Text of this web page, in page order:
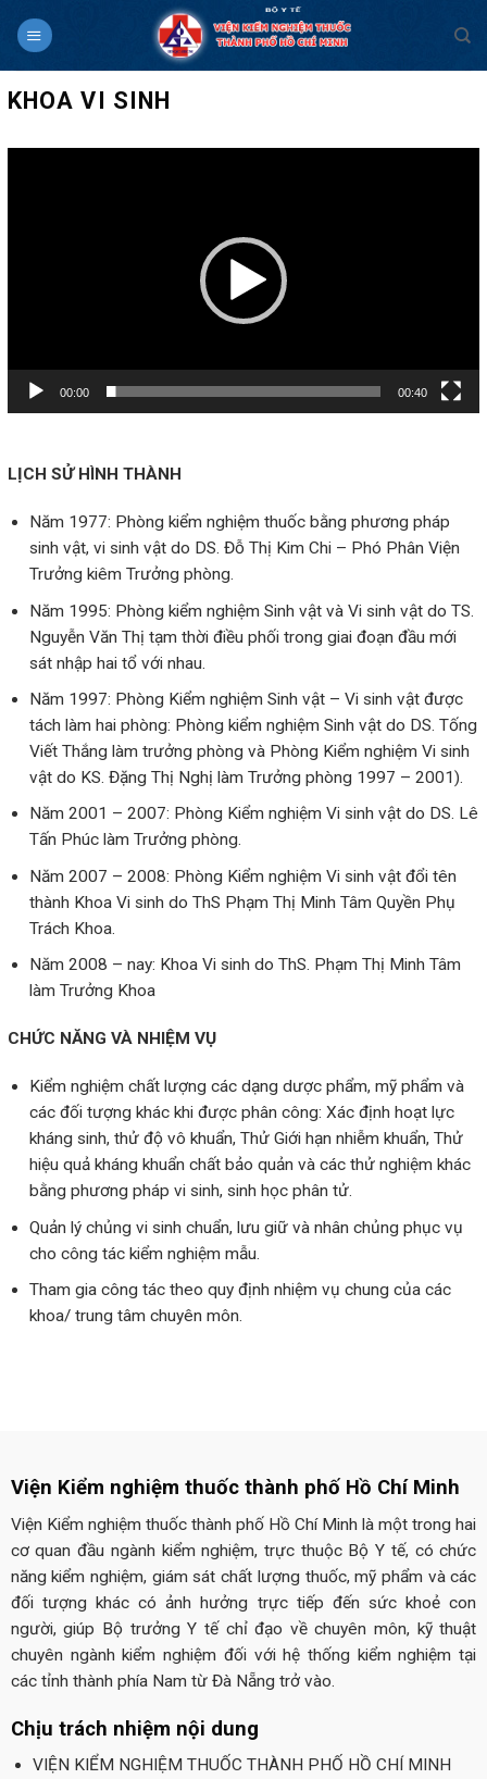
KHOA VI SINH
00:00 00:40
LỊCH SỬ HÌNH THÀNH
Năm 1977: Phòng kiểm nghiệm thuốc bằng phương pháp
sinh vật, vi sinh vật do DS. Đỗ Thị Kim Chi – Phó Phân Viện
Trưởng kiêm Trưởng phòng.
Năm 1995: Phòng kiểm nghiệm Sinh vật và Vi sinh vật do TS.
Nguyễn Văn Thị tạm thời điều phối trong giai đoạn đầu mới
sát nhập hai tổ với nhau.
Năm 1997: Phòng Kiểm nghiệm Sinh vật – Vi sinh vật được
tách làm hai phòng: Phòng kiểm nghiệm Sinh vật do DS. Tống
Viết Thắng làm trưởng phòng và Phòng Kiểm nghiệm Vi sinh
vật do KS. Đặng Thị Nghị làm Trưởng phòng 1997 – 2001).
Năm 2001 – 2007: Phòng Kiểm nghiệm Vi sinh vật do DS. Lê
Tấn Phúc làm Trưởng phòng.
Năm 2007 – 2008: Phòng Kiểm nghiệm Vi sinh vật đổi tên
thành Khoa Vi sinh do ThS Phạm Thị Minh Tâm Quyền Phụ
Trách Khoa.
Năm 2008 – nay: Khoa Vi sinh do ThS. Phạm Thị Minh Tâm
làm Trưởng Khoa
CHỨC NĂNG VÀ NHIỆM VỤ
Kiểm nghiệm chất lượng các dạng dược phẩm, mỹ phẩm và
các đối tượng khác khi được phân công: Xác định hoạt lực
kháng sinh, thử độ vô khuẩn, Thử Giới hạn nhiễm khuẩn, Thử
hiệu quả kháng khuẩn chất bảo quản và các thử nghiệm khác
bằng phương pháp vi sinh, sinh học phân tử.
Quản lý chủng vi sinh chuẩn, lưu giữ và nhân chủng phục vụ
cho công tác kiểm nghiệm mẫu.
Tham gia công tác theo quy định nhiệm vụ chung của các
khoa/ trung tâm chuyên môn.
Viện Kiểm nghiệm thuốc thành phố Hồ Chí Minh
Viện Kiểm nghiệm thuốc thành phố Hồ Chí Minh là một trong hai
cơ quan đầu ngành kiểm nghiệm, trực thuộc Bộ Y tế, có chức
năng kiểm nghiệm, giám sát chất lượng thuốc, mỹ phẩm và các
đối tượng khác có ảnh hưởng trực tiếp đến sức khoẻ con
người, giúp Bộ trưởng Y tế chỉ đạo về chuyên môn, kỹ thuật
chuyên ngành kiểm nghiệm đối với hệ thống kiểm nghiệm tại
các tỉnh thành phía Nam từ Đà Nẵng trở vào.
Chịu trách nhiệm nội dung
VIỆN KIỂM NGHIỆM THUỐC THÀNH PHỐ HỒ CHÍ MINH